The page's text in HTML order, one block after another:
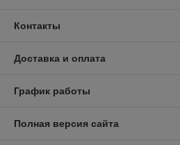
Контакты
Доставка и оплата
График работы
Полная версия сайта